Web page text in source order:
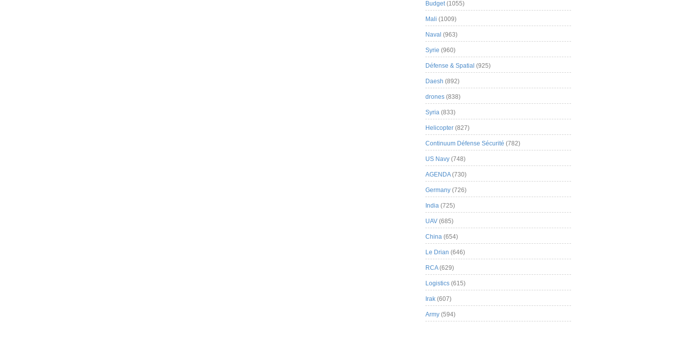
Budget(1055)
Mali (1009)
Naval (963)
Syrie (960)
Défense & Spatial (925)
Daesh (892)
drones (838)
Syria (833)
Helicopter (827)
Continuum Défense Sécurité (782)
US Navy (748)
AGENDA(730)
Germany (726)
India (725)
UAV (685)
China (654)
Le Drian (646)
RCA(629)
Logistics (615)
Irak (607)
Army (594)